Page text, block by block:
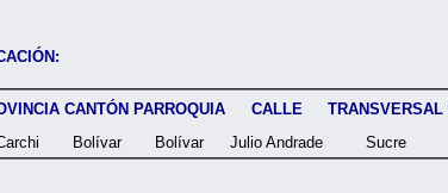
CANTÓN PARROQUIA CALLE TRANSVERSAL
Bolívar Bolívar Julio Andrade Sucre